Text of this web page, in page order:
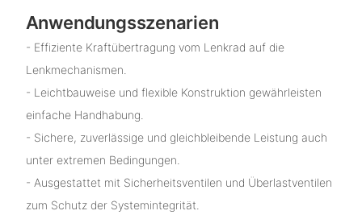
Anwendungsszenarien
- Effiziente Kraftübertragung vom Lenkrad auf die
Lenkmechanismen.
- Leichtbauweise und flexible Konstruktion gewährleisten
einfache Handhabung.
- Sichere, zuverlässige und gleichbleibende Leistung auch
unter extremen Bedingungen.
- Ausgestattet mit Sicherheitsventilen und Überlastventilen
zum Schutz der Systemintegrität.